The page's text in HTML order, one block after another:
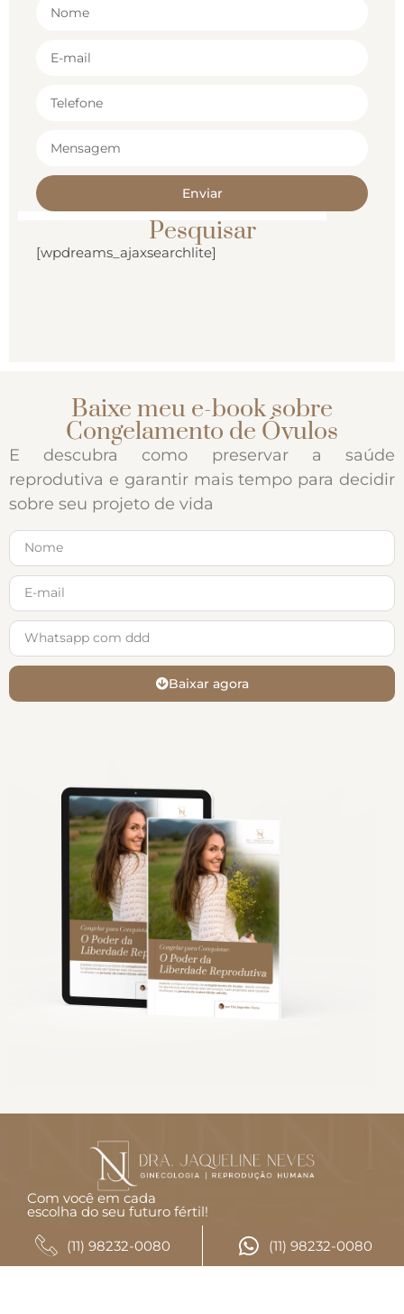
Enviar
Pesquisar
[wpdreams_ajaxsearchlite]
Baixe meu e-book sobre
Congelamento de Óvulos
E descubra como preservar a saúde
reprodutiva e garantir mais tempo para decidir
sobre seu projeto de vida
Baixar agora
Com você em cada
escolha do seu futuro fértil!
CONTATO
(11) 98232-0080
(11) 98232-0080 (11) 98232-0080